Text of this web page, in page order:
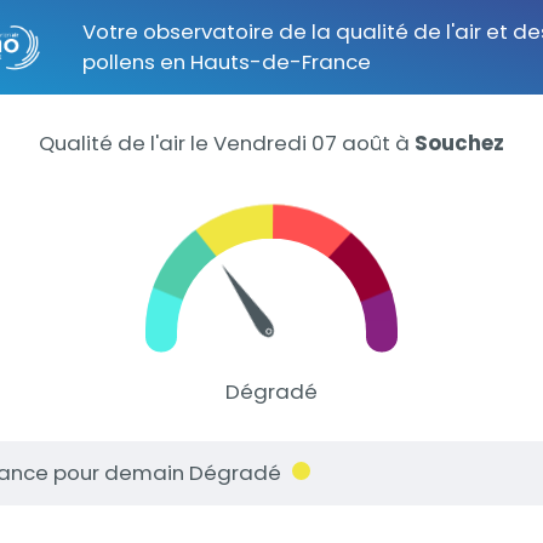
Votre observatoire de la qualité de l'air et
pollens en Hauts-de-France
Qualité de l'air le Vendredi 07 août à Souchez
Dégradé
pour demain Dégradé